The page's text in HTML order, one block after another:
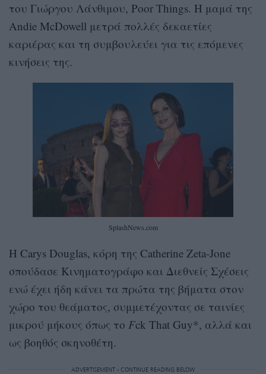
του Γιώργου Λάνθιμου, Poor Things. Η μαμά της
Andie McDowell μετρά πολλές δεκαετίες
καριέρας και τη συμβουλεύει για τις επόμενες
κινήσεις της.
SplashNews.com
Η Carys Douglas, κόρη της Catherine Zeta-Jone
σπούδασε Κινηματογράφο και Διεθνείς Σχέσεις
ενώ έχει ήδη κάνει τα πρώτα της βήματα στον
χώρο του θεάματος, συμμετέχοντας σε ταινίες
μικρού μήκους όπως το Fck That Guy*, αλλά και
ως βοηθός σκηνοθέτη.
ADVERTISEMENT - CONTINUE READING BELOW